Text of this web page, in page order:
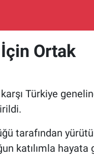
Ortak
Türkiye
tarafından
katılımla hayata